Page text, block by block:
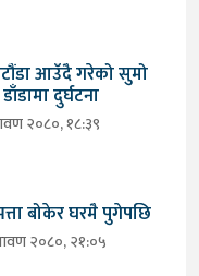
आउँदै गरेको सुमो
दुर्घटना
२०८०, १८:३९
बोकेर घरमै पुगेपछि
२०८०, २१:०५